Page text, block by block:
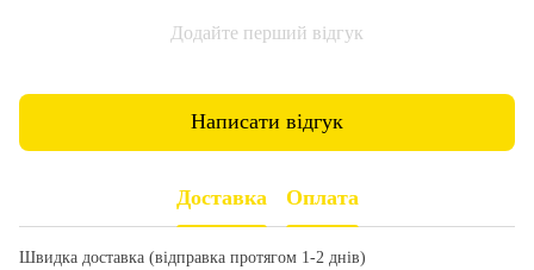
Додайте перший відгук
Написати відгук
Доставка Оплата
Швидка доставка (відправка протягом 1-2 днів)